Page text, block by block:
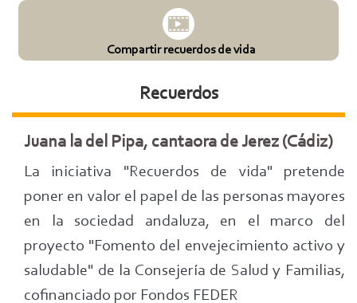
Compartir recuerdos de vida
Recuerdos
Juana la del Pipa, cantaora de Jerez (Cádiz)
La iniciativa "Recuerdos de vida" pretende
poner en valor el papel de las personas mayores
en la sociedad andaluza, en el marco del
proyecto "Fomento del envejecimiento activo y
saludable" de la Consejería de Salud y Familias,
cofinanciado por Fondos FEDER